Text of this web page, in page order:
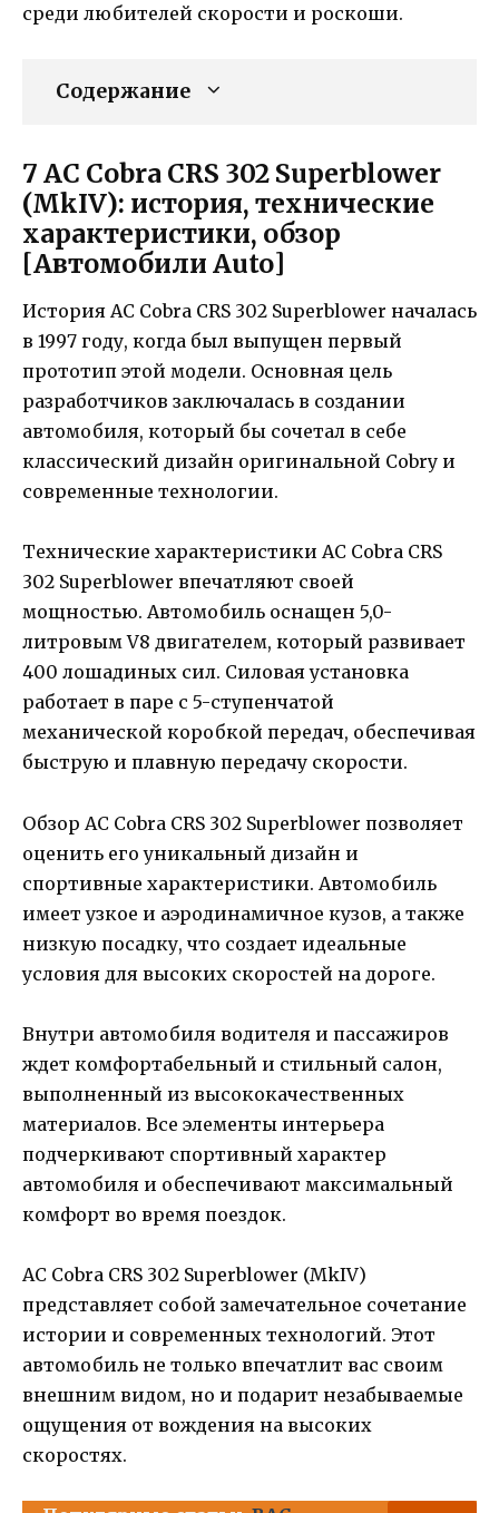
среди любителей скорости и роскоши.
Содержание
7 AC Cobra CRS 302 Superblower
(MkIV): история, технические
характеристики, обзор
[Автомобили Auto]
История AC Cobra CRS 302 Superblower началась
в 1997 году, когда был выпущен первый
прототип этой модели. Основная цель
разработчиков заключалась в создании
автомобиля, который бы сочетал в себе
классический дизайн оригинальной Cobry и
современные технологии.
Технические характеристики AC Cobra CRS
302 Superblower впечатляют своей
мощностью. Автомобиль оснащен 5,0-
литровым V8 двигателем, который развивает
400 лошадиных сил. Силовая установка
работает в паре с 5-ступенчатой
механической коробкой передач, обеспечивая
быструю и плавную передачу скорости.
Обзор AC Cobra CRS 302 Superblower позволяет
оценить его уникальный дизайн и
спортивные характеристики. Автомобиль
имеет узкое и аэродинамичное кузов, а также
низкую посадку, что создает идеальные
условия для высоких скоростей на дороге.
Внутри автомобиля водителя и пассажиров
ждет комфортабельный и стильный салон,
выполненный из высококачественных
материалов. Все элементы интерьера
подчеркивают спортивный характер
автомобиля и обеспечивают максимальный
комфорт во время поездок.
AC Cobra CRS 302 Superblower (MkIV)
представляет собой замечательное сочетание
истории и современных технологий. Этот
автомобиль не только впечатлит вас своим
внешним видом, но и подарит незабываемые
ощущения от вождения на высоких
скоростях.